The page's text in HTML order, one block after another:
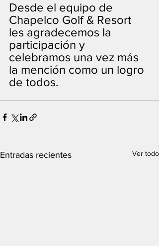
Desde el equipo de
Chapelco Golf & Resort
les agradecemos la
participación y
celebramos una vez más
la mención como un logro
de todos.
Entradas recientes Ver todo